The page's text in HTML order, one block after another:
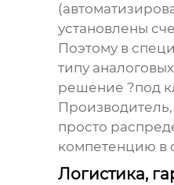
установлены
Поэтому в
типу
решение ?под
просто
компетенцию в
Логистика,